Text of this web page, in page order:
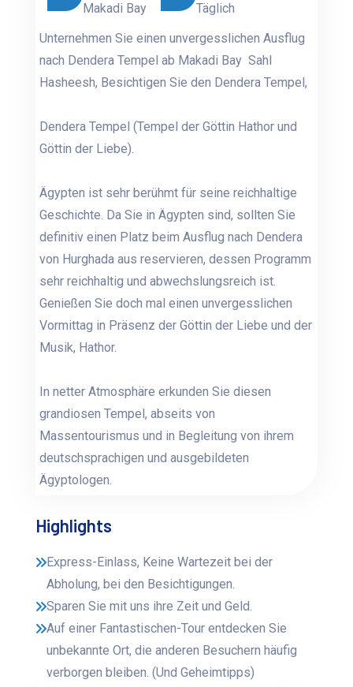
Makadi Bay
Täglich
Unternehmen Sie einen unvergesslichen Ausflug
nach Dendera Tempel ab Makadi Bay Sahl
Hasheesh, Besichtigen Sie den Dendera Tempel,
Dendera Tempel (Tempel der Göttin Hathor und
Göttin der Liebe).
Ägypten ist sehr berühmt für seine reichhaltige
Geschichte. Da Sie in Ägypten sind, sollten Sie
definitiv einen Platz beim Ausflug nach Dendera
von Hurghada aus reservieren, dessen Programm
sehr reichhaltig und abwechslungsreich ist.
Genießen Sie doch mal einen unvergesslichen
Vormittag in Präsenz der Göttin der Liebe und der
Musik, Hathor.
In netter Atmosphäre erkunden Sie diesen
grandiosen Tempel, abseits von
Massentourismus und in Begleitung von ihrem
deutschsprachigen und ausgebildeten
Ägyptologen.
Highlights
Express-Einlass, Keine Wartezeit bei der
Abholung, bei den Besichtigungen.
Sparen Sie mit uns ihre Zeit und Geld.
Auf einer Fantastischen-Tour entdecken Sie
unbekannte Ort, die anderen Besuchern häufig
verborgen bleiben. (Und Geheimtipps)